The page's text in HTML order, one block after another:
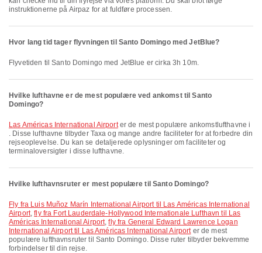
instruktionerne på Airpaz for at fuldføre processen.
Hvor lang tid tager flyvningen til Santo Domingo med JetBlue?
Flyvetiden til Santo Domingo med JetBlue er cirka 3h 10m.
Hvilke lufthavne er de mest populære ved ankomst til Santo
Domingo?
Las Américas International Airporter de mest populære ankomstlufthavne i
. Disse lufthavne tilbyder Taxa og mange andre faciliteter for at forbedre din
rejseoplevelse. Du kan se detaljerede oplysninger om faciliteter og
terminaloversigter i disse lufthavne.
Hvilke lufthavnsruter er mest populære til Santo Domingo?
fly fra Luis Muñoz Marín International Airport til Las Américas International
Airport,fly fra Fort Lauderdale-Hollywood Internationale Lufthavn til Las
Américas International Airport,fly fra General Edward Lawrence Logan
International Airport til Las Américas International Airporter de mest
populære lufthavnsruter til Santo Domingo. Disse ruter tilbyder bekvemme
forbindelser til din rejse.